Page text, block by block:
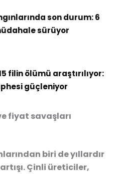
son durum: 6
sürüyor
filin ölümü araştırılıyor:
güçleniyor
fiyat savaşları
biri de yıllardır
Çinli üreticiler,